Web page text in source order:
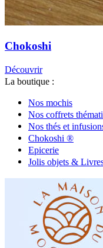
Chokoshi
Découvrir
La boutique :
Nos mochis
Nos coffrets
Nos thés et
Chokoshi ®
Epicerie
Jolis objets &